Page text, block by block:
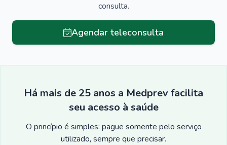
consulta.
Agendar teleconsulta
Há mais de 25 anos a Medprev facilita
seu acesso à saúde
O princípio é simples: pague somente pelo serviço
utilizado, sempre que precisar.